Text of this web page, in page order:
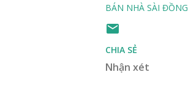
BÁN NHÀ SÀI ĐỒNG
CHIA SẺ
Nhận xét